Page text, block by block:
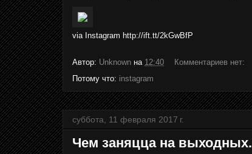
via Instagram http://ift.tt/2kGwBfP
Автор: Unknown на 12:40
Комментариев нет:
Потому что: instagram
суббота, 11 февраля 2017 г.
Чем заняцца на выходных.